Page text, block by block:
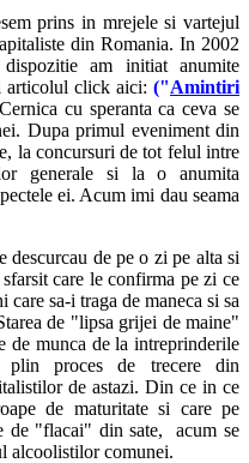
prins in mrejele si vartejul
din Romania. In 2002
am initiat anumite
articolul click aici: ("Amintiri
cu speranta ca ceva se
Dupa primul eveniment din
la concursuri de tot felul intre
generale si la o anumita
ei. Acum imi dau seama
descurcau de pe o zi pe alta si
care le confirma pe zi ce
sa-i traga de maneca si sa
de "lipsa grijei de maine"
de munca de la intreprinderile
proces de trecere din
de astazi. Din ce in ce
de maturitate si care pe
de "flacai" din sate, acum se
alcoolistilor comunei.